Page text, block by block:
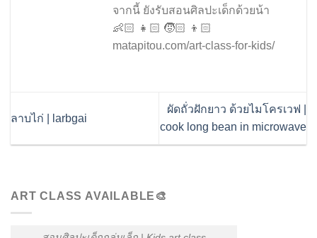
จากนี้ ยังรับสอนศิลปะเด็กด้วยน้า
👶🏻 👧🏻 🧒🏻 👦🏻
matapitou.com/art-class-for-kids/
ลาบไก่ | larbgai
ผัดถั่วฝักยาว ด้วยไมโครเวฟ |
cook long bean in microwave
ART CLASS AVAILABLE🎨